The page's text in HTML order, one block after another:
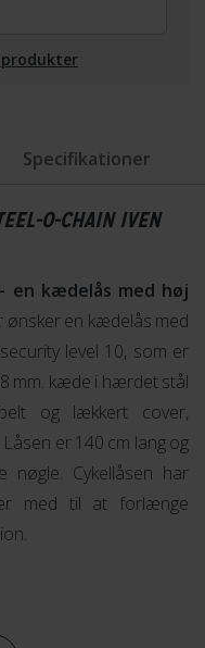
Specifikationer
O-CHAIN IVEN
- en kædelås med høj
ønsker en kædelås med
level 10, som er
mm. kæde i hærdet stål
og lækkert cover,
er 140 cm lang og
nøgle. Cykellåsen har
med til at forlænge